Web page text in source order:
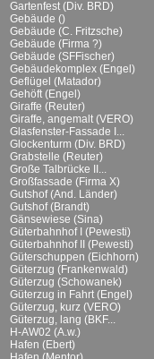
Gartenfest (Div. BRD)
Gebäude ()
Gebäude (C. Fritzsche)
Gebäude (Firma ?)
Gebäude (SFFischer)
Gebäudekomplex (Engel)
Geflügel (Matador)
Gehöft (Engel)
Giraffe (Reuter)
Giraffe, angemalt (VERO)
Glasfenster-Fassade I...
Glockenturm (Div. BRD)
Grabstelle (Reuter)
Große Talbrücke II...
Großfassade (Firma X)
Gutshof (And. Länder)
Gutshof (Brandt)
Gänsewiese (Sina)
Güterbahnhof I (Pewesti)
Güterbahnhof II (Pewesti)
Güterschuppen (Eichhorn)
Güterzug (Frankenwald)
Güterzug (Schowanek)
Güterzug in Fahrt (Engel)
Güterzug, kurz (VERO)
Güterzug, lang (BKF...
H-AW02 (A.w.)
Hafen (Ebert)